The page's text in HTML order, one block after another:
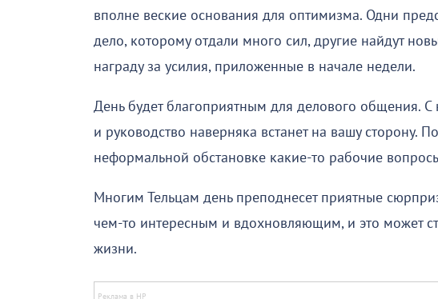
вполне веские основания для оптимизма. Одни
дело, которому отдали много сил, другие найдут
награду за усилия, приложенные в начале недели.
День будет благоприятным для делового общения. С
и руководство наверняка встанет на вашу сторону.
неформальной обстановке какие-то рабочие
Многим Тельцам день преподнесет приятные
чем-то интересным и вдохновляющим, и это может
жизни.